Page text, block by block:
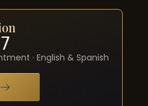
· English & Spanish